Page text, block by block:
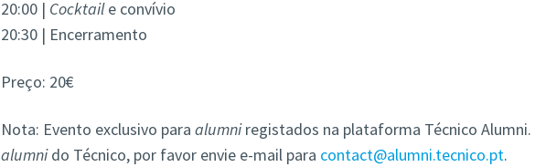
20:00 | Cocktaile convívio
20:30 | Encerramento
Preço: 20€
Nota: Evento exclusivo para alumniregistados na plataforma Técnico Alumni.
alumnido Técnico, por favor envie e-mail para contact@alumni.tecnico.pt.